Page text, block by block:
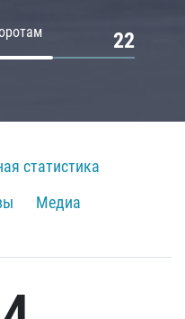
22
статистика
Медиа